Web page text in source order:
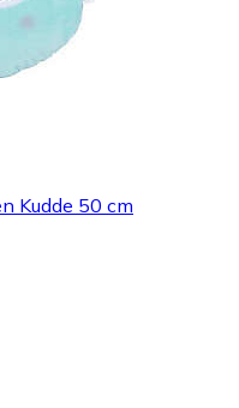
Kudde 50 cm